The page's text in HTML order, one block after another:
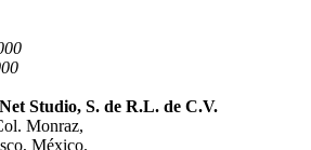
Studio, S. de R.L. de C.V.
Monraz,
México.